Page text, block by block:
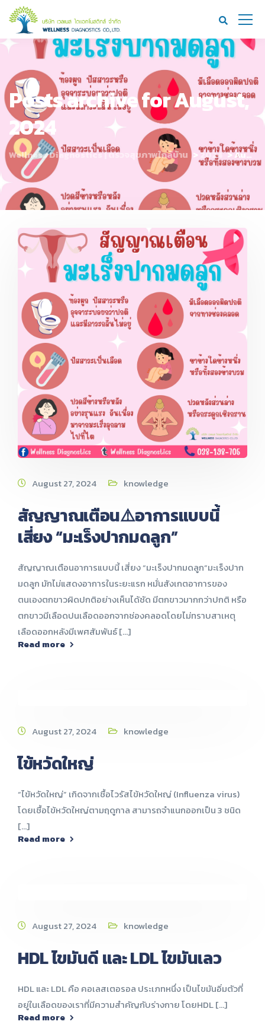
Posts archive for August,
2024
Wellness Diagnostics | ตรวจสุขภาพใกล้บ้าน >2024 >August
August 27, 2024 knowledge
สัญญาณเตือน⚠️อาการแบบนี้
เสี่ยง “มะเร็งปากมดลูก”
สัญญาณเตือนอาการแบบนี้ เสี่ยง “มะเร็งปากมดลูก”มะเร็งปาก
มดลูก มักไม่แสดงอาการในระยะแรก หมั่นสังเกตอาการของ
ตนเองตกขาวผิดปกติอย่างเห็นได้ชัด มีตกขาวมากกว่าปกติ หรือ
ตกขาวมีเลือดปนเลือดออกจากช่องคลอดโดยไม่ทราบสาเหตุ
เลือดออกหลังมีเพศสัมพันธ์ [...]
Read more
August 27, 2024 knowledge
ไข้หวัดใหญ่
“ไข้หวัดใหญ่” เกิดจากเชื้อไวรัสไข้หวัดใหญ่ (Influenza virus)
โดยเชื้อไข้หวัดใหญ่ตามฤดูกาล สามารถจำแนกออกเป็น 3 ชนิด
[...]
Read more
August 27, 2024 knowledge
HDL ไขมันดี และ LDL ไขมันเลว
HDL และ LDL คือ คอเลสเตอรอล ประเภทหนึ่ง เป็นไขมันอิ่มตัวที่
อยู่ในเลือดของเราที่มีความสำคัญกับร่างกาย โดยHDL [...]
Read more